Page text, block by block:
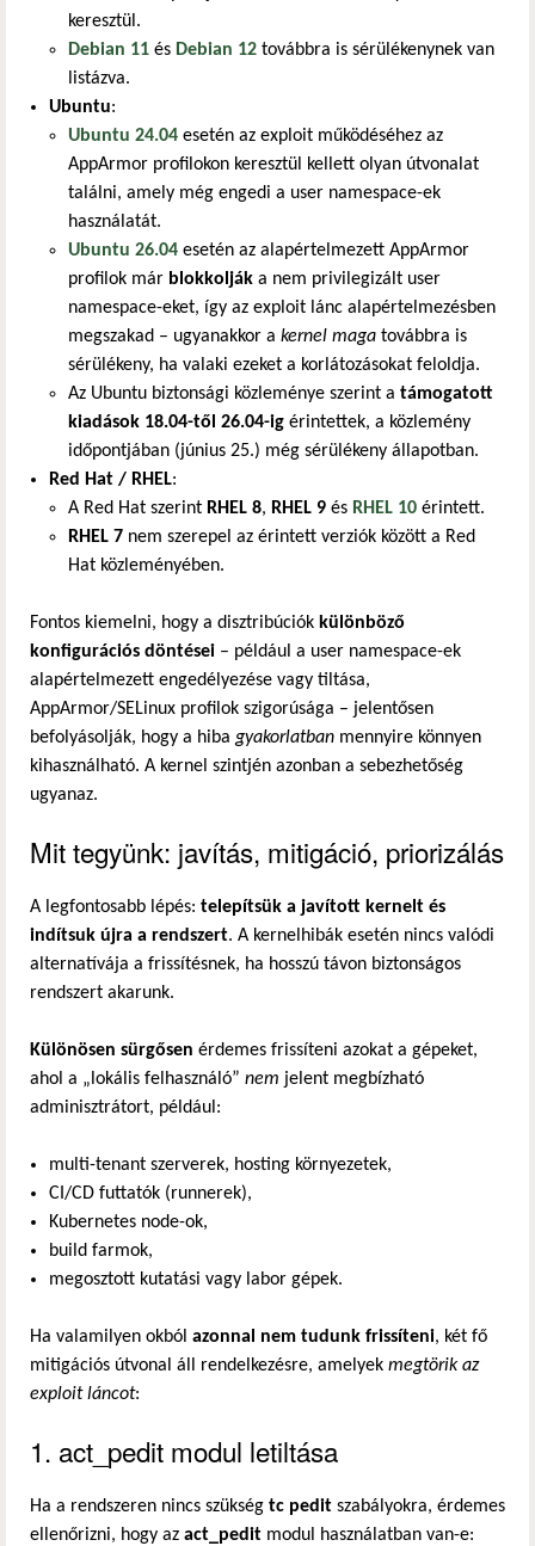
keresztül.
Debian 11 és Debian 12 továbbra is sérülékenynek van
listázva.
Ubuntu:
Ubuntu 24.04 esetén az exploit működéséhez az
AppArmor profilokon keresztül kellett olyan útvonalat
találni, amely még engedi a user namespace-ek
használatát.
Ubuntu 26.04 esetén az alapértelmezett AppArmor
profilok már blokkolják a nem privilegizált user
namespace-eket, így az exploit lánc alapértelmezésben
megszakad – ugyanakkor a kernel maga továbbra is
sérülékeny, ha valaki ezeket a korlátozásokat feloldja.
Az Ubuntu biztonsági közleménye szerint a támogatott
kiadások 18.04-től 26.04-ig érintettek, a közlemény
időpontjában (június 25.) még sérülékeny állapotban.
Red Hat / RHEL:
A Red Hat szerint RHEL 8, RHEL 9 és RHEL 10 érintett.
RHEL 7 nem szerepel az érintett verziók között a Red
Hat közleményében.
Fontos kiemelni, hogy a disztribúciók különböző
konfigurációs döntései – például a user namespace-ek
alapértelmezett engedélyezése vagy tiltása,
AppArmor/SELinux profilok szigorúsága – jelentősen
befolyásolják, hogy a hiba gyakorlatban mennyire könnyen
kihasználható. A kernel szintjén azonban a sebezhetőség
ugyanaz.
Mit tegyünk: javítás, mitigáció, priorizálás
A legfontosabb lépés: telepítsük a javított kernelt és
indítsuk újra a rendszert. A kernelhibák esetén nincs valódi
alternatívája a frissítésnek, ha hosszú távon biztonságos
rendszert akarunk.
Különösen sürgősen érdemes frissíteni azokat a gépeket,
ahol a „lokális felhasználó” nem jelent megbízható
adminisztrátort, például:
multi-tenant szerverek, hosting környezetek,
CI/CD futtatók (runnerek),
Kubernetes node-ok,
build farmok,
megosztott kutatási vagy labor gépek.
Ha valamilyen okból azonnal nem tudunk frissíteni, két fő
mitigációs útvonal áll rendelkezésre, amelyek megtörik az
exploit láncot:
1. act_pedit modul letiltása
Ha a rendszeren nincs szükség tc pedit szabályokra, érdemes
ellenőrizni, hogy az act_pedit modul használatban van-e: